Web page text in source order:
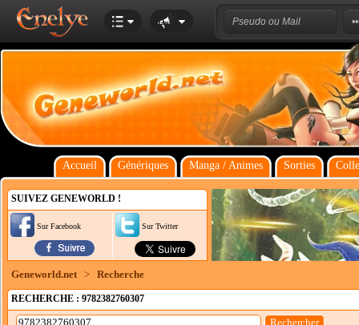
Accueil Génériques Manga / Animes Sorties
SUIVEZ GENEWORLD !
Sur Facebook Sur Twitter
Geneworld.net > Recherche
RECHERCHE : 9782382760307